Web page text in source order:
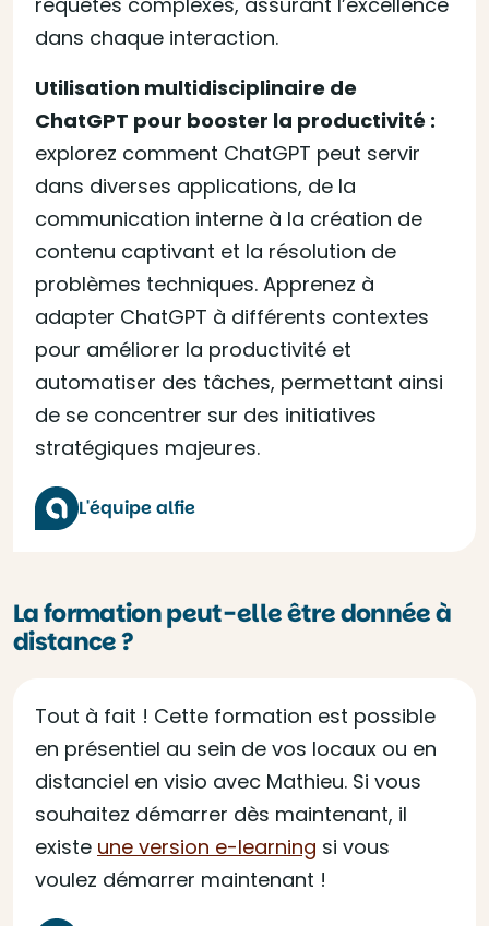
dans chaque interaction.
Utilisation multidisciplinaire de
ChatGPT pour booster la productivité :
explorez comment ChatGPT peut servir
dans diverses applications, de la
communication interne à la création de
contenu captivant et la résolution de
problèmes techniques. Apprenez à
adapter ChatGPT à différents contextes
pour améliorer la productivité et
automatiser des tâches, permettant ainsi
de se concentrer sur des initiatives
stratégiques majeures.
L'équipe alfie
La formation peut-elle être donnée à
distance ?
Tout à fait ! Cette formation est possible
en présentiel au sein de vos locaux ou en
distanciel en visio avec Mathieu. Si vous
souhaitez démarrer dès maintenant, il
existe une version e-learning si vous
voulez démarrer maintenant !